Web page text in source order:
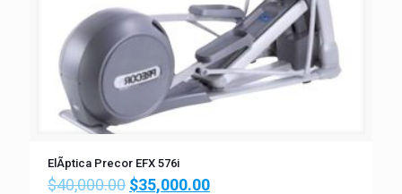
ElÃ­ptica Precor EFX 576i
$40,000.00 $35,000.00